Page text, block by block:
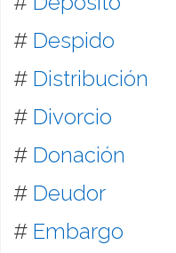
# Despido
# Distribución
# Divorcio
# Donación
# Deudor
# Embargo